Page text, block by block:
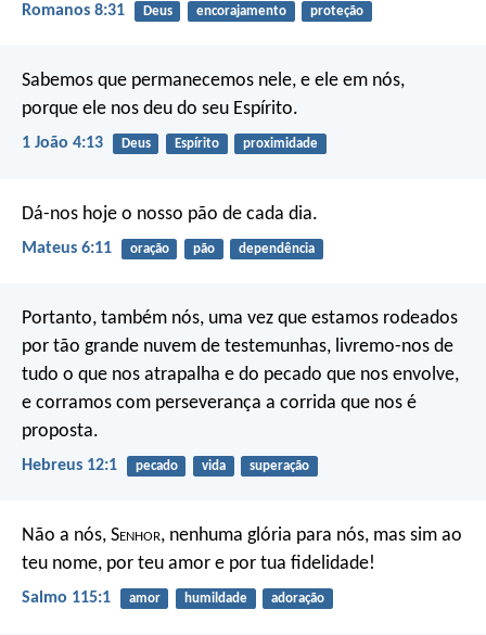
Romanos 8:31 Deus encorajamento proteção
Sabemos que permanecemos nele, e ele em nós,
porque ele nos deu do seu Espírito.
1 João 4:13 Deus Espírito proximidade
Dá-nos hoje o nosso pão de cada dia.
Mateus 6:11 oração pão dependência
Portanto, também nós, uma vez que estamos rodeados
por tão grande nuvem de testemunhas, livremo-nos de
tudo o que nos atrapalha e do pecado que nos envolve,
e corramos com perseverança a corrida que nos é
proposta.
Hebreus 12:1 pecado vida superação
Não a nós, Senhor, nenhuma glória para nós, mas sim ao
teu nome, por teu amor e por tua fidelidade!
Salmo 115:1 amor humildade adoração